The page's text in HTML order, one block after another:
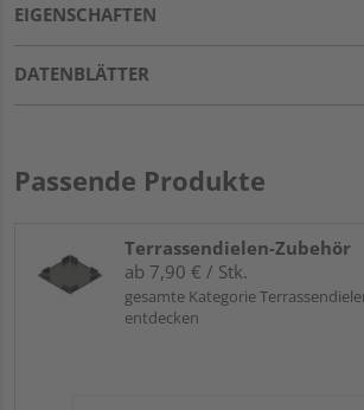
EIGENSCHAFTEN
DATENBLÄTTER
Passende Produkte
Terrassendielen-Zubehör
ab 7,90 € / Stk.
gesamte Kategorie
entdecken